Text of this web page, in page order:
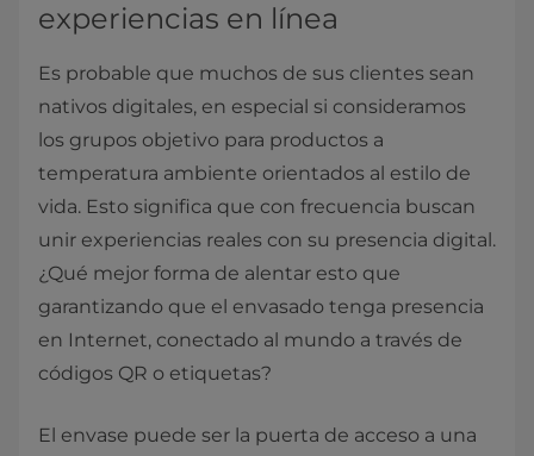
experiencias en línea
Es probable que muchos de sus clientes sean
nativos digitales, en especial si consideramos
los grupos objetivo para productos a
temperatura ambiente orientados al estilo de
vida. Esto significa que con frecuencia buscan
unir experiencias reales con su presencia digital.
¿Qué mejor forma de alentar esto que
garantizando que el envasado tenga presencia
en Internet, conectado al mundo a través de
códigos QR o etiquetas?
El envase puede ser la puerta de acceso a una